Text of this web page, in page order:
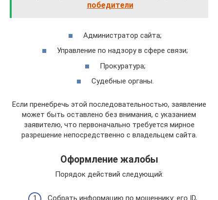
победители
Администратор сайта;
Управление по надзору в сфере связи;
Прокуратура;
Судебные органы.
Если пренебречь этой последовательностью, заявление
может быть оставлено без внимания, с указанием
заявителю, что первоначально требуется мирное
разрешение непосредственно с владельцем сайта.
Оформление жалобы
Порядок действий следующий:
Собрать информацию по мошеннику: его ID,